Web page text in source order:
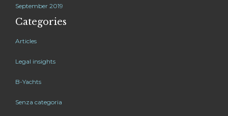
September 2019
Categories
Articles
Legal insights
B-Yachts
Senza categoria